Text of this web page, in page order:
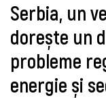
Serbia, un
dorește un
probleme
energie și